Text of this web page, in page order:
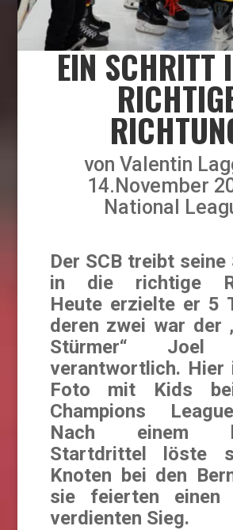
EIN SCHRITT
vonValentin
14.November
National
Der SCB treibt
in die richtige
Heute erzielte er 5
deren zwei war der
Stürmer“ Joel
verantwortlich. Hier
Foto mit Kids
Champions
Nach einem
Startdrittel löste
Knoten bei den
sie feierten einen
verdienten Sieg.